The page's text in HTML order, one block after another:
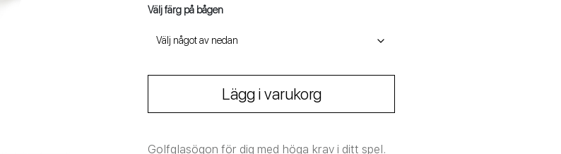
Välj färg på bågen
Lägg i varukorg
Golfglasögon för dig med höga krav i ditt spel.